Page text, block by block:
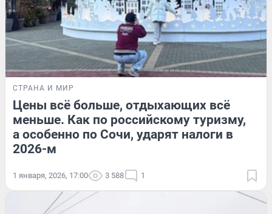
СТРАНА И МИР
Цены всё больше, отдыхающих всё
меньше. Как по российскому туризму,
а особенно по Сочи, ударят налоги в
2026-м
1 января, 2026, 17:00 3 588 1